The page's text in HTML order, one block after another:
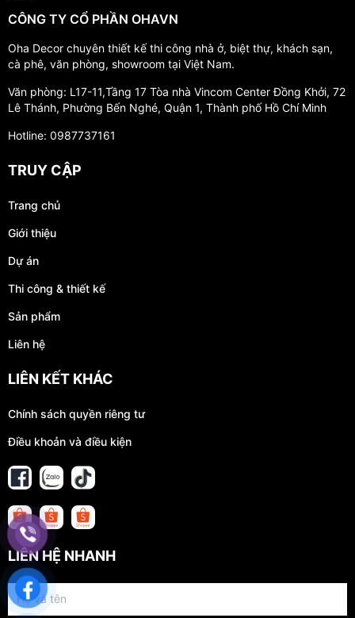
CÔNG TY CỔ PHẦN OHAVN
Oha Decor chuyên thiết kế thi công nhà ở, biệt thự, khách sạn,
cà phê, văn phòng, showroom tại Việt Nam.
Văn phòng: L17-11,Tầng 17 Tòa nhà Vincom Center Đồng Khởi, 72
Lê Thánh, Phường Bến Nghé, Quận 1, Thành phố Hồ Chí Minh
Hotline: 0987737161
TRUY CẬP
Trang chủ
Giới thiệu
Dự án
Thi công & thiết kế
Sản phẩm
Liên hệ
LIÊN KẾT KHÁC
Chính sách quyền riêng tư
Điều khoản và điều kiện
LIÊN HỆ NHANH